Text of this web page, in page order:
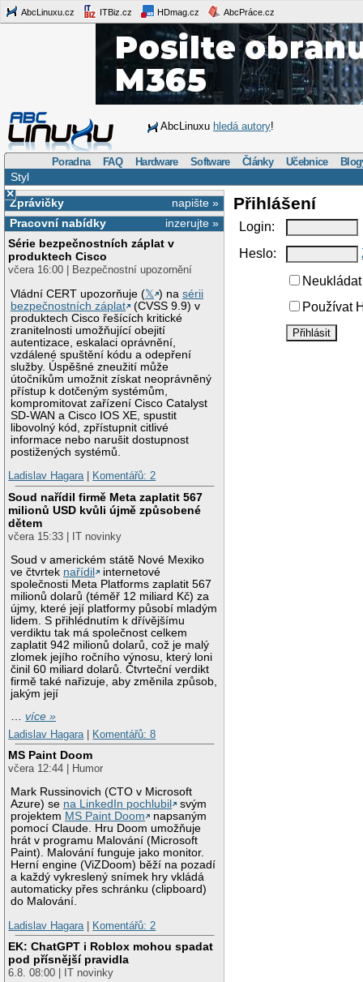
AbcLinuxu.cz ITBiz.cz HDmag.cz AbcPráce.cz
AbcLinuxu hledá autory!
Poradna FAQ Hardware Software Články Učebnice
Styl
×
napište »
Zprávičky
inzerujte »
Pracovní nabídky
Série bezpečnostních záplat v
produktech Cisco
včera 16:00 | Bezpečnostní upozornění
Vládní CERT upozorňuje (𝕏 ) nasérii
bezpečnostních záplat
(CVSS 9.9) v
produktech Cisco řešících kritické
zranitelnosti umožňující obejití
autentizace, eskalaci oprávnění,
vzdálené spuštění kódu a odepření
služby. Úspěšné zneužití může
útočníkům umožnit získat neoprávněný
přístup k dotčeným systémům,
kompromitovat zařízení Cisco Catalyst
SD-WAN a Cisco IOS XE, spustit
libovolný kód, zpřístupnit citlivé
informace nebo narušit dostupnost
postižených systémů.
Ladislav Hagara| Komentářů: 2
Soud nařídil firmě Meta zaplatit 567
milionů USD kvůli újmě způsobené
dětem
včera 15:33 | IT novinky
Soud v americkém státě Nové Mexiko
ve čtvrtek nařídil
internetové
společnosti Meta Platforms zaplatit 567
milionů dolarů (téměř 12 miliard Kč) za
újmy, které její platformy působí mladým
lidem. S přihlédnutím k dřívějšímu
verdiktu tak má společnost celkem
zaplatit 942 milionů dolarů, což je malý
zlomek jejího ročního výnosu, který loni
činil 60 miliard dolarů. Čtvrteční verdikt
firmě také nařizuje, aby změnila způsob,
jakým její
…více »
Ladislav Hagara
Komentářů: 8
MS Paint Doom
včera 12:44 | Humor
Mark Russinovich (CTO v Microsoft
Azure) se na LinkedIn pochlubil
svým
projektem MS Paint Doom
napsaným
pomocí Claude. Hru Doom umožňuje
hrát v programu Malování (Microsoft
Paint). Malování funguje jako monitor.
Herní engine (ViZDoom) běží na pozadí
a každý vykreslený snímek hry vkládá
automaticky přes schránku (clipboard)
do Malování.
Ladislav Hagara
Komentářů: 2
EK: ChatGPT i Roblox mohou spadat
pod přísnější pravidla
6.8. 08:00 | IT novinky
Přihlášení
Login:
Heslo:
Používat